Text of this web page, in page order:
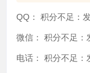
QQ： 积分不足：
微信： 积分不足：
电话： 积分不足：